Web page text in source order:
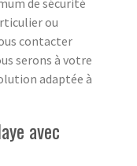
ou
contacter
serons à votre
adaptée à
avec